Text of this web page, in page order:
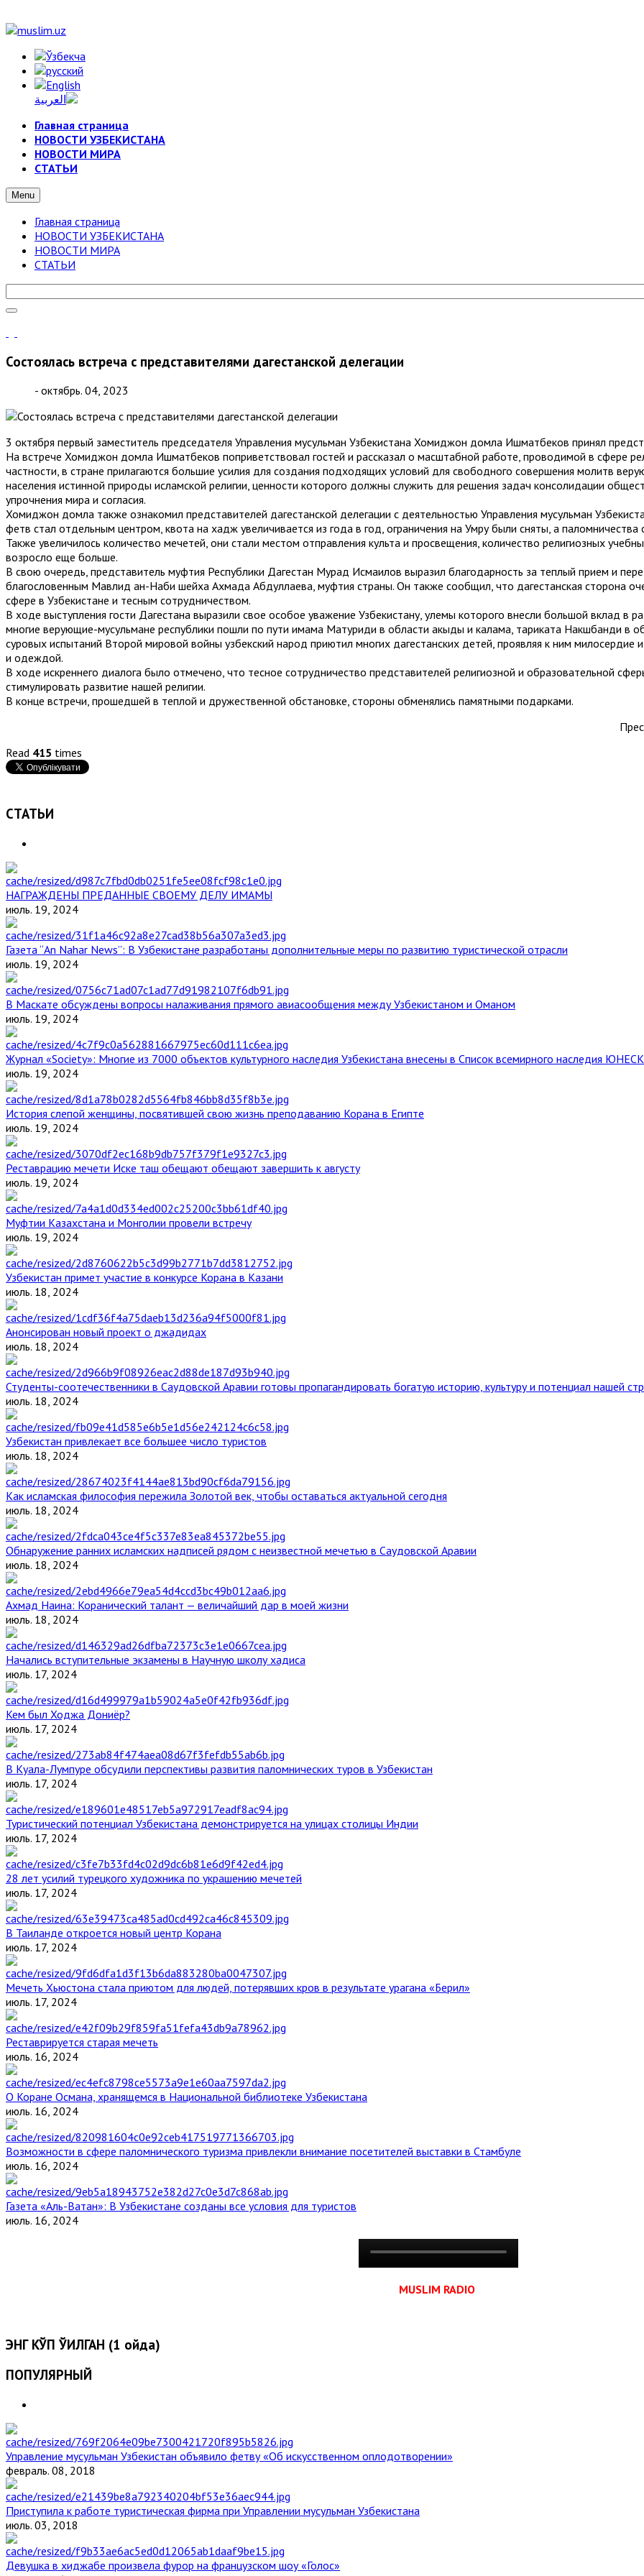
Главная страница
НОВОСТИ УЗБЕКИСТАНА
НОВОСТИ МИРА
СТАТЬИ
Menu
Главная страница
НОВОСТИ УЗБЕКИСТАНА
НОВОСТИ МИРА
СТАТЬИ
Состоялась встреча с представителями дагестанской делегации
- октябрь. 04, 2023
3 октября первый заместитель председателя Управления мусульман Узбекистана Хомиджон домла Ишматбеков принял
На встрече Хомиджон домла Ишматбеков поприветствовал гостей и рассказал о масштабной работе, проводимой в сфере
частности, в стране прилагаются большие усилия для создания подходящих условий для свободного совершения молитв
населения истинной природы исламской религии, ценности которого должны служить для решения задач консолидации
упрочнения мира и согласия.
Хомиджон домла также ознакомил представителей дагестанской делегации с деятельностью Управления мусульман
фетв стал отдельным центром, квота на хадж увеличивается из года в год, ограничения на Умру были сняты, а паломничества
Также увеличилось количество мечетей, они стали местом отправления культа и просвещения, количество религиозных
возросло еще больше.
В свою очередь, представитель муфтия Республики Дагестан Мурад Исмаилов выразил благодарность за теплый прием и
благословенным Мавлид ан-Наби шейха Ахмада Абдуллаева, муфтия страны. Он также сообщил, что дагестанская сторона
сфере в Узбекистане и тесным сотрудничеством.
В ходе выступления гости Дагестана выразили свое особое уважение Узбекистану, улемы которого внесли большой вклад в
многие верующие-мусульмане республики пошли по пути имама Матуриди в области акыды и калама, тариката Накшбанди в
суровых испытаний Второй мировой войны узбекский народ приютил многих дагестанских детей, проявляя к ним
и одеждой.
В ходе искреннего диалога было отмечено, что тесное сотрудничество представителей религиозной и образовательной
стимулировать развитие нашей религии.
В конце встречи, прошедшей в теплой и дружественной обстановке, стороны обменялись памятными подарками.
Read 415 times
СТАТЬИ
НАГРАЖДЕНЫ ПРЕДАННЫЕ СВОЕМУ ДЕЛУ ИМАМЫ
июль. 19, 2024
Газета “An Nahar News”: В Узбекистане разработаны дополнительные меры по развитию туристической отрасли
июль. 19, 2024
В Маскате обсуждены вопросы налаживания прямого авиасообщения между Узбекистаном и Оманом
июль. 19, 2024
Журнал «Society»: Многие из 7000 объектов культурного наследия Узбекистана внесены в Список всемирного наследия
июль. 19, 2024
История слепой женщины, посвятившей свою жизнь преподаванию Корана в Египте
июль. 19, 2024
Реставрацию мечети Иске таш обещают обещают завершить к августу
июль. 19, 2024
Муфтии Казахстана и Монголии провели встречу
июль. 19, 2024
Узбекистан примет участие в конкурсе Корана в Казани
июль. 18, 2024
Анонсирован новый проект о джадидах
июль. 18, 2024
Студенты-соотечественники в Саудовской Аравии готовы пропагандировать богатую историю, культуру и потенциал нашей
июль. 18, 2024
Узбекистан привлекает все большее число туристов
июль. 18, 2024
Как исламская философия пережила Золотой век, чтобы оставаться актуальной сегодня
июль. 18, 2024
Обнаружение ранних исламских надписей рядом с неизвестной мечетью в Саудовской Аравии
июль. 18, 2024
Ахмад Наина: Коранический талант — величайший дар в моей жизни
июль. 18, 2024
Начались вступительные экзамены в Научную школу хадиса
июль. 17, 2024
Кем был Ходжа Дониёр?
июль. 17, 2024
В Куала-Лумпуре обсудили перспективы развития паломнических туров в Узбекистан
июль. 17, 2024
Туристический потенциал Узбекистана демонстрируется на улицах столицы Индии
июль. 17, 2024
28 лет усилий турецкого художника по украшению мечетей
июль. 17, 2024
В Таиланде откроется новый центр Корана
июль. 17, 2024
Мечеть Хьюстона стала приютом для людей, потерявших кров в результате урагана «Берил»
июль. 17, 2024
Реставрируется старая мечеть
июль. 16, 2024
О Коране Османа, хранящемся в Национальной библиотеке Узбекистана
июль. 16, 2024
Возможности в сфере паломнического туризма привлекли внимание посетителей выставки в Стамбуле
июль. 16, 2024
Газета «Аль-Ватан»: В Узбекистане созданы все условия для туристов
июль. 16, 2024
MUSLIM RADIO
ЭНГ КЎП ЎҚИЛГАН (1 ойда)
ПОПУЛЯРНЫЙ
Управление мусульман Узбекистан объявило фетву «Об искусственном оплодотворении»
февраль. 08, 2018
Приступила к работе туристическая фирма при Управлении мусульман Узбекистана
июль. 03, 2018
Девушка в хиджабе произвела фурор на французском шоу «Голос»